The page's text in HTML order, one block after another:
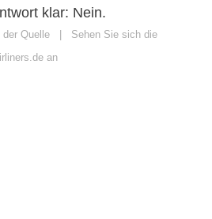
klar: Nein.
Quelle | Sehen Sie sich die
an